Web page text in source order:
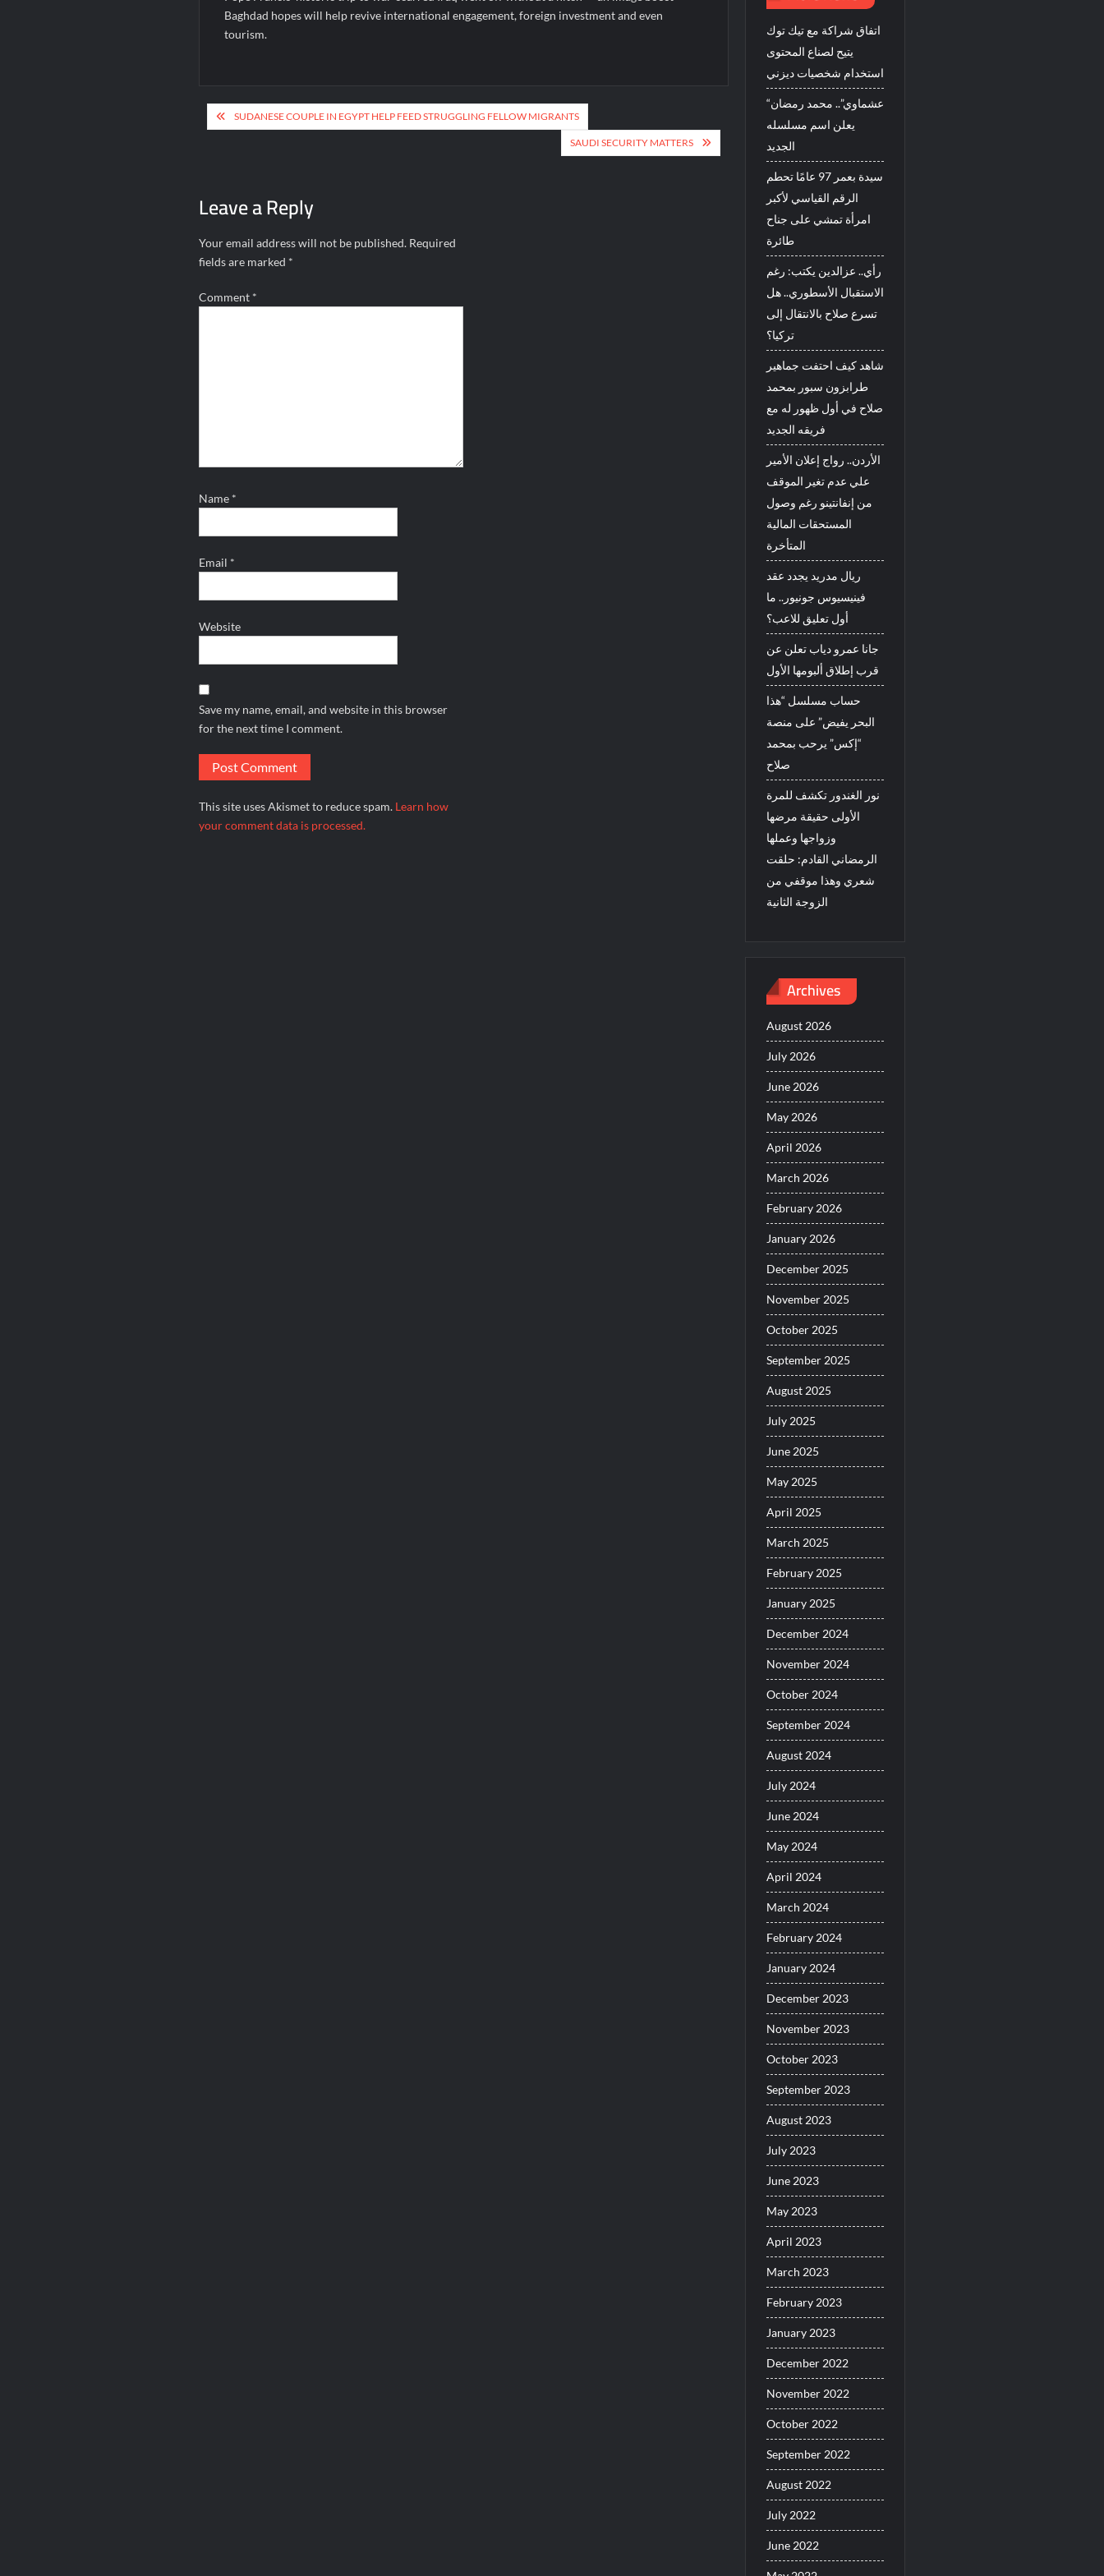
Baghdad hopes will help revive international engagement, foreign investment and even
tourism.
Post
navigation
SUDANESE COUPLE IN EGYPT HELP FEED STRUGGLING FELLOW MIGRANTS
SAUDI SECURITY MATTERS
Leave a Reply
Your email address will not be published. Required
fields are marked *
Comment *
Name *
Email *
Website
Save my name, email, and website in this browser
for the next time I comment.
This site uses Akismet to reduce spam. Learn how
your comment data is processed.
اتفاق شراكة مع تيك توك
يتيح لصناع المحتوى
استخدام شخصيات ديزني
“عشماوي”.. محمد رمضان
يعلن اسم مسلسله
الجديد
سيدة بعمر 97 عامًا تحطم
الرقم القياسي لأكبر
امرأة تمشي على جناح
طائرة
رأي.. عزالدين يكتب: رغم
الاستقبال الأسطوري.. هل
تسرع صلاح بالانتقال إلى
تركيا؟
شاهد كيف احتفت جماهير
طرابزون سبور بمحمد
صلاح في أول ظهور له مع
فريقه الجديد
الأردن.. رواج إعلان الأمير
علي عدم تغير الموقف
من إنفانتينو رغم وصول
المستحقات المالية
المتأخرة
ريال مدريد يجدد عقد
فينيسيوس جونيور.. ما
أول تعليق للاعب؟
جانا عمرو دياب تعلن عن
قرب إطلاق ألبومها الأول
حساب مسلسل “هذا
البحر يفيض” على منصة
“إكس” يرحب بمحمد
صلاح
نور الغندور تكشف للمرة
الأولى حقيقة مرضها
وزواجها وعملها
الرمضاني القادم: حلقت
شعري وهذا موقفي من
الزوجة الثانية
Archives
August 2026
July 2026
June 2026
May 2026
April 2026
March 2026
February 2026
January 2026
December 2025
November 2025
October 2025
September 2025
August 2025
July 2025
June 2025
May 2025
April 2025
March 2025
February 2025
January 2025
December 2024
November 2024
October 2024
September 2024
August 2024
July 2024
June 2024
May 2024
April 2024
March 2024
February 2024
January 2024
December 2023
November 2023
October 2023
September 2023
August 2023
July 2023
June 2023
May 2023
April 2023
March 2023
February 2023
January 2023
December 2022
November 2022
October 2022
September 2022
August 2022
July 2022
June 2022